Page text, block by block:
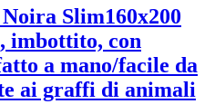
Slim160x200
imbottito, con
a mano/facile da
ai graffi di animali